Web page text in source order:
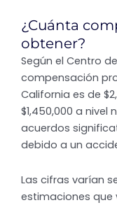
¿Cuánta
obtener?
Según el Centro
compensación
California es de
$1,450,000 a nivel
acuerdos
debido a un
Las cifras varían
estimaciones que